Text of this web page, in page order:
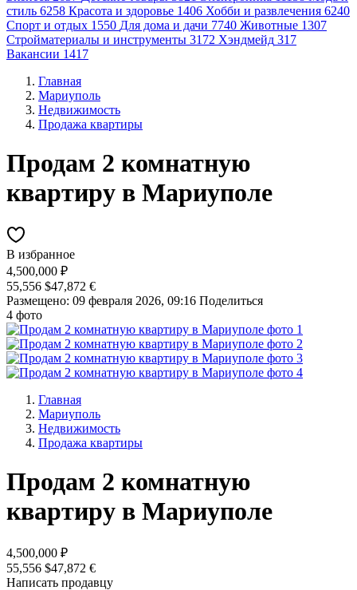
стиль 6258 Красота и здоровье 1406 Хобби и развлечения 6240
Спорт и отдых 1550 Для дома и дачи 7740 Животные 1307
Стройматериалы и инструменты 3172 Хэндмейд 317
Вакансии 1417
Главная
Мариуполь
Недвижимость
Продажа квартиры
Продам 2 комнатную
квартиру в Мариуполе
В избранное
4,500,000 ₽
55,556 $47,872 €
Размещено: 09 февраля 2026, 09:16 Поделиться
4 фото
Главная
Мариуполь
Недвижимость
Продажа квартиры
Продам 2 комнатную
квартиру в Мариуполе
4,500,000 ₽
55,556 $47,872 €
Написать продавцу